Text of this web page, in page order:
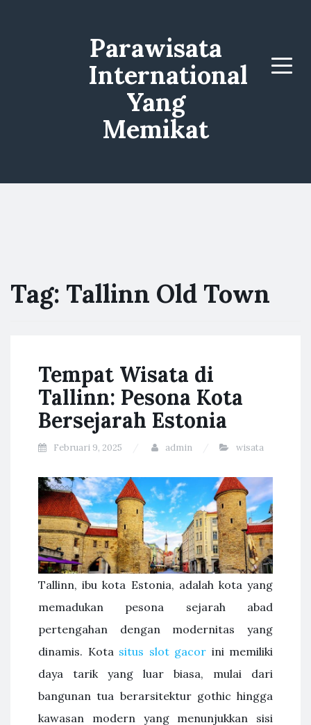
Parawisata
International
Yang
Memikat
Menu
Tag: Tallinn Old Town
Tempat Wisata di
Tallinn: Pesona Kota
Bersejarah Estonia
Februari 9, 2025 admin wisata
Tallinn, ibu kota Estonia, adalah kota yang
memadukan pesona sejarah abad
pertengahan dengan modernitas yang
dinamis. Kota situs slot gacor ini memiliki
daya tarik yang luar biasa, mulai dari
bangunan tua berarsitektur gothic hingga
kawasan modern yang menunjukkan sisi